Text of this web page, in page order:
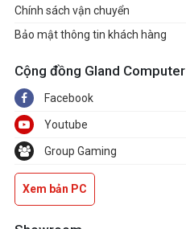
Chính sách vận chuyển
Bảo mật thông tin khách hàng
Cộng đồng Gland Computer
Facebook
Youtube
Group Gaming
Xem bản PC